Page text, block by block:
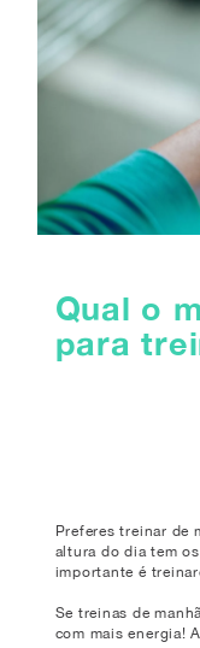
Qual o
para
Preferes treinar de
altura do dia tem
importante é
Se treinas de
com mais energia!